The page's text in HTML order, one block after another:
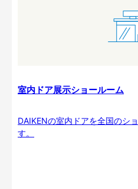
室内ドア展示ショールーム
DAIKENの室内ドアを全国のシ
す。